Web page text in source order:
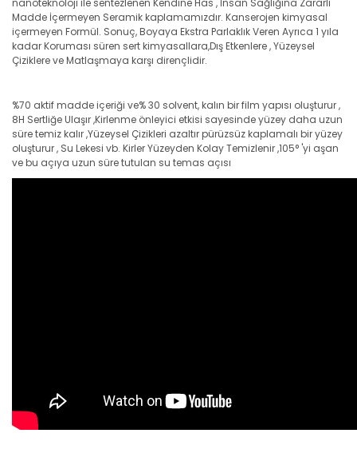
nanoteknoloji ile sentezlenen Kendine Has , İnsan Sağlığına Zararlı
Madde İçermeyen Seramik kaplamamızdır. Kanserojen kimyasal
içermeyen Formül. Sonuç, Boyaya Ekstra Parlaklık Veren Ayrıca 1 yıla
kadar Koruması süren sert kimyasallara,Dış Etkenlere , Yüzeysel
Çiziklere ve Matlaşmaya karşı dirençlidir.
%70 aktif madde içeriği ve% 30 solvent, kalın bir film yapısı oluşturur ,
8H Sertliğe Ulaşır ,Kirlenme önleyici etkisi sayesinde yüzey daha uzun
süre temiz kalır ,Yüzeysel Çizikleri azaltır pürüzsüz kaplamalı bir yüzey
oluşturur , Su Lekesi vb. Kirler Yüzeyden Kolay Temizlenir ,105° 'yi aşan
ve bu açıya uzun süre tutulan su temas açısı